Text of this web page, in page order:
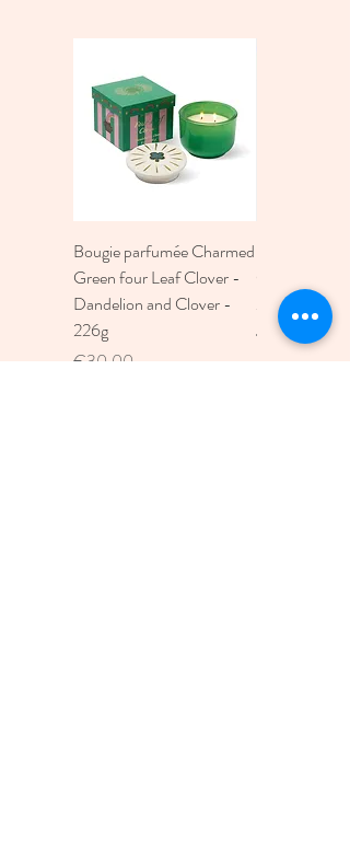
Bougie parfumée Charmed
Green four Leaf Clover -
Dandelion and Clover -
226g
Price
€30.00
Moon
Price
€30.00